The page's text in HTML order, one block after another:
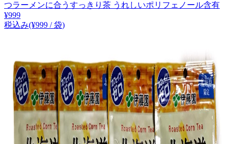
つラーメンに合うすっきり茶 うれしいポリフェノール含有
¥999
税込み(¥999 / 袋)